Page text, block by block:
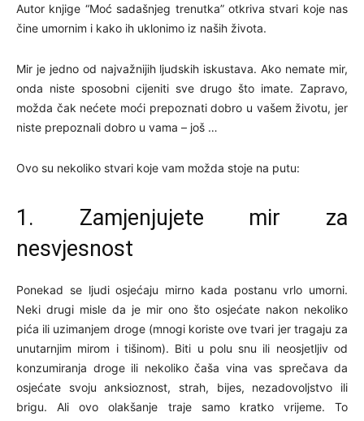
Autor knjige “Moć sadašnjeg trenutka” otkriva stvari koje nas
čine umornim i kako ih uklonimo iz naših života.
Mir je jedno od najvažnijih ljudskih iskustava. Ako nemate mir,
onda niste sposobni cijeniti sve drugo što imate. Zapravo,
možda čak nećete moći prepoznati dobro u vašem životu, jer
niste prepoznali dobro u vama – još …
Ovo su nekoliko stvari koje vam možda stoje na putu:
1. Zamjenjujete mir za
nesvjesnost
Ponekad se ljudi osjećaju mirno kada postanu vrlo umorni.
Neki drugi misle da je mir ono što osjećate nakon nekoliko
pića ili uzimanjem droge (mnogi koriste ove tvari jer tragaju za
unutarnjim mirom i tišinom). Biti u polu snu ili neosjetljiv od
konzumiranja droge ili nekoliko čaša vina vas sprečava da
osjećate svoju anksioznost, strah, bijes, nezadovoljstvo ili
brigu. Ali ovo olakšanje traje samo kratko vrijeme. To